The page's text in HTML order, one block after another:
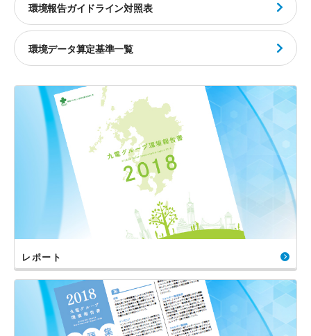
環境報告ガイドライン対照表
環境データ算定基準一覧
レポート